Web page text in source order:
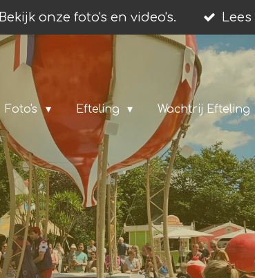
Bekijk onze foto's en video's.
Foto's Efteling Wachtrij Efteling